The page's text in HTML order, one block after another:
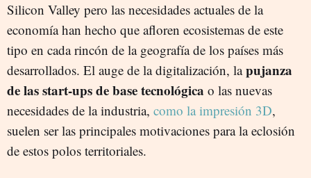
Silicon Valley pero las necesidades actuales de la
economía han hecho que afloren ecosistemas de este
tipo en cada rincón de la geografía de los países más
desarrollados. El auge de la digitalización, lapujanza
de las start-ups de base tecnológica o las nuevas
necesidades de la industria, como la impresión 3D,
suelen ser las principales motivaciones para la eclosión
de estos polos territoriales.